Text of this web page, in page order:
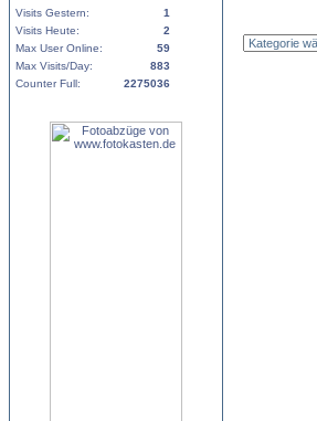
Visits Gestern:
1
Visits Heute:
2
Max User Online:
59
Max Visits/Day:
883
Counter Full:
2275036